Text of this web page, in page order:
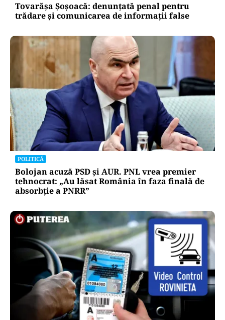
Tovarășa Șoșoacă: denunțată penal pentru
trădare și comunicarea de informații false
POLITICĂ
Bolojan acuză PSD și AUR. PNL vrea premier
tehnocrat: „Au lăsat România în faza finală de
absorbţie a PNRR”